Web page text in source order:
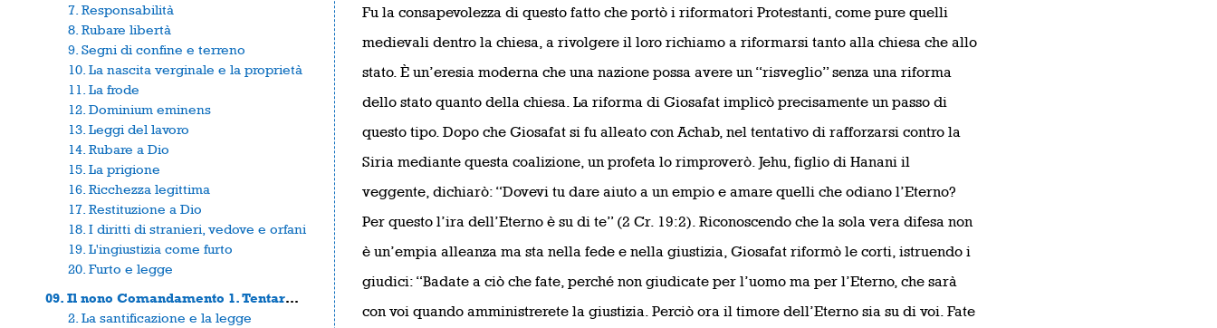
7. Responsabilità
8. Rubare libertà
9. Segni di confine e terreno
10. La nascita verginale e la proprietà
11. La frode
12. Dominium eminens
13. Leggi del lavoro
14. Rubare a Dio
15. La prigione
16. Ricchezza legittima
17. Restituzione a Dio
18. I diritti di stranieri, vedove e orfani
19. L'ingiustizia come furto
20. Furto e legge
09. Il nono Comandamento 1. Tentare Dio
2. La santificazione e la legge
Fu la consapevolezza di questo fatto che portò i riformatori Protestanti, come pure quelli
medievali dentro la chiesa, a rivolgere il loro richiamo a riformarsi tanto alla chiesa che allo
stato. È un’eresia moderna che una nazione possa avere un “risveglio” senza una riforma
dello stato quanto della chiesa. La riforma di Giosafat implicò precisamente un passo di
questo tipo. Dopo che Giosafat si fu alleato con Achab, nel tentativo di rafforzarsi contro la
Siria mediante questa coalizione, un profeta lo rimproverò. Jehu, figlio di Hanani il
veggente, dichiarò: “Dovevi tu dare aiuto a un empio e amare quelli che odiano l’Eterno?
Per questo l’ira dell’Eterno è su di te” (2 Cr. 19:2). Riconoscendo che la sola vera difesa non
è un’empia alleanza ma sta nella fede e nella giustizia, Giosafat riformò le corti, istruendo i
giudici: “Badate a ciò che fate, perché non giudicate per l’uomo ma per l’Eterno, che sarà
con voi quando amministrerete la giustizia. Perciò ora il timore dell’Eterno sia su di voi. Fate